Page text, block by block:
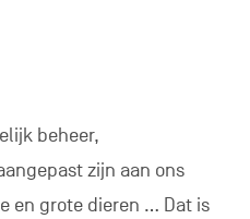
beheer,
zijn aan ons
en grote dieren … Dat is